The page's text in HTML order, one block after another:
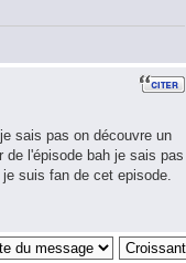
sais pas on découvre un
de l'épisode bah je sais pas
suis fan de cet episode.